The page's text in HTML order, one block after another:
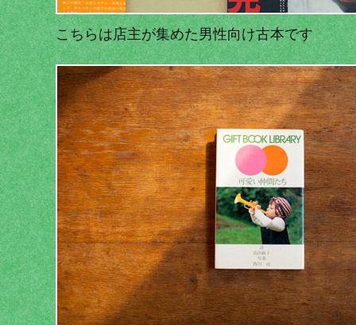
こちらは店主が集めた男性向け古本です